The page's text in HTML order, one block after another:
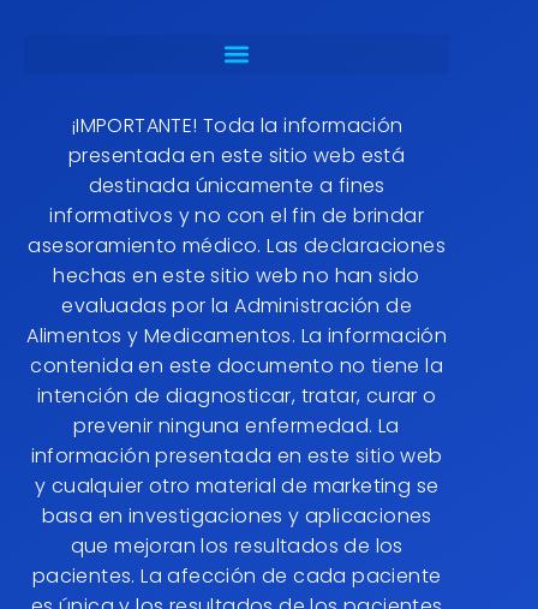
¡IMPORTANTE! Toda la información
presentada en este sitio web está
destinada únicamente a fines
informativos y no con el fin de brindar
asesoramiento médico. Las declaraciones
hechas en este sitio web no han sido
evaluadas por la Administración de
Alimentos y Medicamentos. La información
contenida en este documento no tiene la
intención de diagnosticar, tratar, curar o
prevenir ninguna enfermedad. La
información presentada en este sitio web
y cualquier otro material de marketing se
basa en investigaciones y aplicaciones
que mejoran los resultados de los
pacientes. La afección de cada paciente